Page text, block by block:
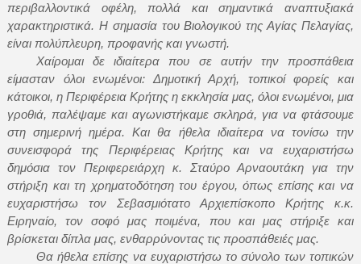
περιβαλλοντικά οφέλη, πολλά και σημαντικά αναπτυξιακά
χαρακτηριστικά. Η σημασία του Βιολογικού της Αγίας Πελαγίας,
είναι πολύπλευρη, προφανής και γνωστή.
Χαίρομαι δε ιδιαίτερα που σε αυτήν την προσπάθεια
είμασταν όλοι ενωμένοι: Δημοτική Αρχή, τοπικοί φορείς και
κάτοικοι, η Περιφέρεια Κρήτης η εκκλησία μας, όλοι ενωμένοι, μια
γροθιά, παλέψαμε και αγωνιστήκαμε σκληρά, για να φτάσουμε
στη σημερινή ημέρα. Και θα ήθελα ιδιαίτερα να τονίσω την
συνεισφορά της Περιφέρειας Κρήτης και να ευχαριστήσω
δημόσια τον Περιφερειάρχη κ. Σταύρο Αρναουτάκη για την
στήριξη και τη χρηματοδότηση του έργου, όπως επίσης και να
ευχαριστήσω τον Σεβασμιότατο Αρχιεπίσκοπο Κρήτης κ.κ.
Ειρηναίο, τον σοφό μας ποιμένα, που και μας στήριξε και
βρίσκεται δίπλα μας, ενθαρρύνοντας τις προσπάθειές μας.
Θα ήθελα επίσης να ευχαριστήσω το σύνολο των τοπικών